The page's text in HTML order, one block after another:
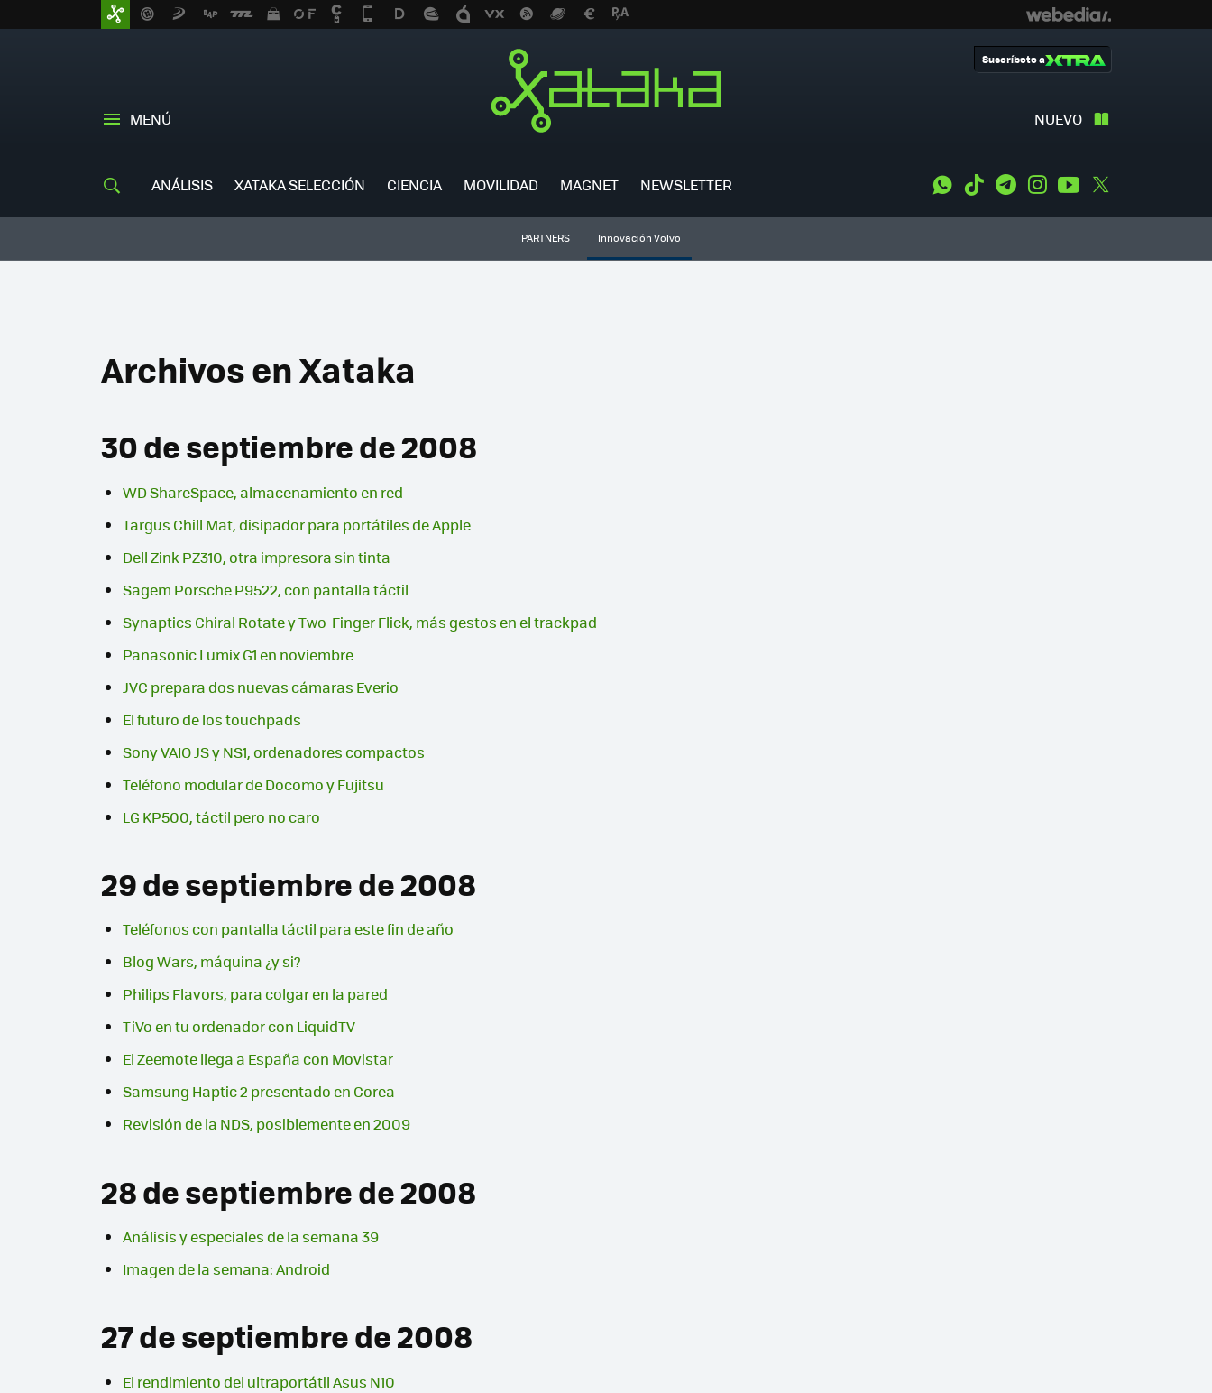
MENÚ NUEVO
Suscríbete a
ANÁLISIS XATAKA SELECCIÓN CIENCIA MOVILIDAD MAGNET NEWSLETTER WhatsApp
Tiktok TelegramInstagramYoutube
PARTNERS Innovación Volvo
Archivos en Xataka
30 de septiembre de 2008
WD ShareSpace, almacenamiento en red
Targus Chill Mat, disipador para portátiles de Apple
Dell Zink PZ310, otra impresora sin tinta
Sagem Porsche P9522, con pantalla táctil
Synaptics Chiral Rotate y Two-Finger Flick, más gestos en el trackpad
Panasonic Lumix G1 en noviembre
JVC prepara dos nuevas cámaras Everio
El futuro de los touchpads
Sony VAIO JS y NS1, ordenadores compactos
Teléfono modular de Docomo y Fujitsu
LG KP500, táctil pero no caro
29 de septiembre de 2008
Teléfonos con pantalla táctil para este fin de año
Blog Wars, máquina ¿y si?
Philips Flavors, para colgar en la pared
TiVo en tu ordenador con LiquidTV
El Zeemote llega a España con Movistar
Samsung Haptic 2 presentado en Corea
Revisión de la NDS, posiblemente en 2009
28 de septiembre de 2008
Análisis y especiales de la semana 39
Imagen de la semana: Android
27 de septiembre de 2008
El rendimiento del ultraportátil Asus N10